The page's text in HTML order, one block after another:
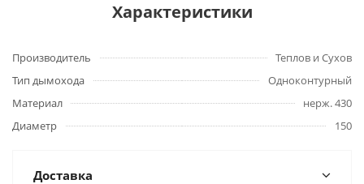
Характеристики
Производитель
Теплов и Сухов
Тип дымохода
Одноконтурный
Материал
нерж. 430
Диаметр
150
Доставка